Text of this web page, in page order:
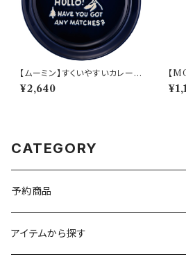
【ムーミン】すくいやすいカレー皿
（スナフキン）【MM9000】MM
9003-320
¥2,640
【
CATEGORY
予約商品
アイテムから探す